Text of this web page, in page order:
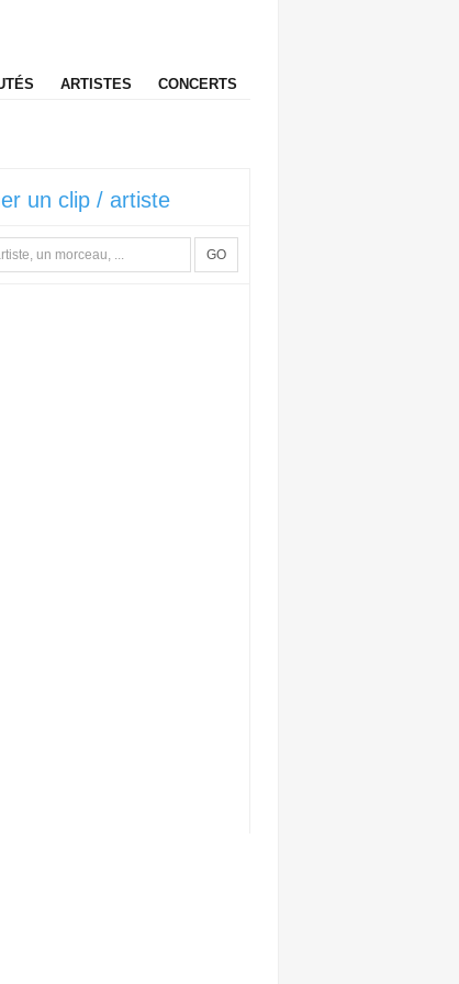
ARTISTES CONCERTS
un clip / artiste
GO